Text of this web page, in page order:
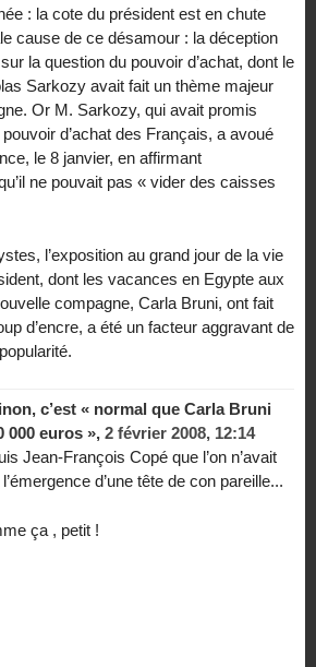
: la cote du président est en chute
cause de ce désamour : la déception
la question du pouvoir d’achat, dont le
Sarkozy avait fait un thème majeur
Or M. Sarkozy, qui avait promis
pouvoir d’achat des Français, a avoué
le 8 janvier, en affirmant
ne pouvait pas « vider des caisses
l’exposition au grand jour de la vie
dont les vacances en Egypte aux
compagne, Carla Bruni, ont fait
d’encre, a été un facteur aggravant de
c’est « normal que Carla Bruni
000 euros », 2 février 2008, 12:14
Jean-François Copé que l’on n’avait
d’une tête de con pareille...
ça , petit !